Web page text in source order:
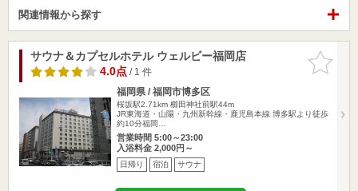
関連情報から探す
お気に入
りに追加
サウナ＆カプセルホテル ウェルビー福岡店
4.0点/ 1 件
福岡県 / 福岡市博多区
桜坂駅2.71km 櫛田神社前駅44m
JR東海道・山陽・九州新幹線・鹿児島本線 博多駅より徒歩
約10分福岡…
営業時間 5:00～23:00
入浴料金 2,000円～
日帰り 宿泊 サウナ